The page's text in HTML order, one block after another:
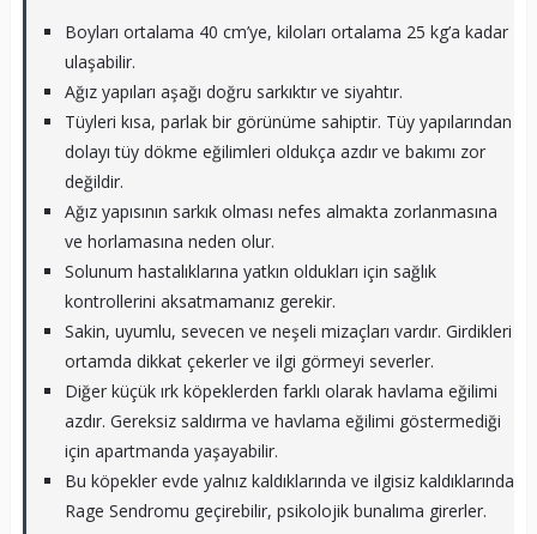
Boyları ortalama 40 cm’ye, kiloları ortalama 25 kg’a kadar
ulaşabilir.
Ağız yapıları aşağı doğru sarkıktır ve siyahtır.
Tüyleri kısa, parlak bir görünüme sahiptir. Tüy yapılarından
dolayı tüy dökme eğilimleri oldukça azdır ve bakımı zor
değildir.
Ağız yapısının sarkık olması nefes almakta zorlanmasına
ve horlamasına neden olur.
Solunum hastalıklarına yatkın oldukları için sağlık
kontrollerini aksatmamanız gerekir.
Sakin, uyumlu, sevecen ve neşeli mizaçları vardır. Girdikleri
ortamda dikkat çekerler ve ilgi görmeyi severler.
Diğer küçük ırk köpeklerden farklı olarak havlama eğilimi
azdır. Gereksiz saldırma ve havlama eğilimi göstermediği
için apartmanda yaşayabilir.
Bu köpekler evde yalnız kaldıklarında ve ilgisiz kaldıklarında
Rage Sendromu geçirebilir, psikolojik bunalıma girerler.